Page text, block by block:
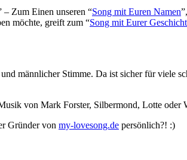
– Zum Einen unse­ren “Song mit Euren Namen
möch­te, greift zum “Song mit Eurer
männ­li­cher Stim­me. Da ist sicher für vie­le
von Mark Fors­ter, Sil­ber­mond, Lot­te oder
Grün­der von my-lovesong.de persönlich?! :)